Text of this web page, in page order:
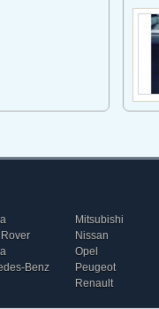
Benz
Mitsubishi
Nissan
Opel
Peugeot
Renault